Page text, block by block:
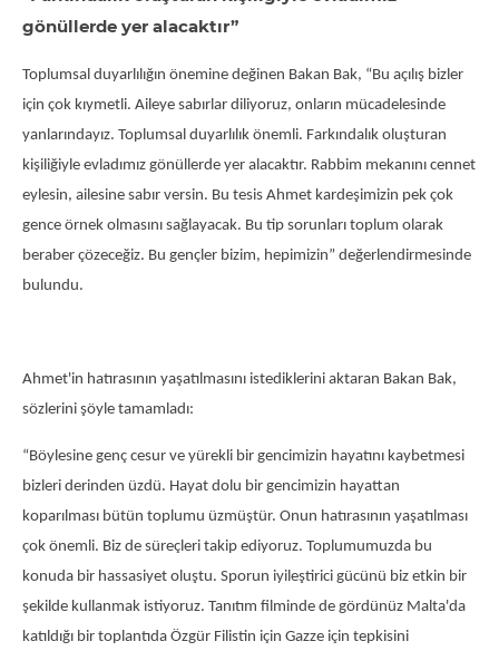
gönüllerde yer alacaktır”
Toplumsal duyarlılığın önemine değinen Bakan Bak, “Bu açılış bizler
için çok kıymetli. Aileye sabırlar diliyoruz, onların mücadelesinde
yanlarındayız. Toplumsal duyarlılık önemli. Farkındalık oluşturan
kişiliğiyle evladımız gönüllerde yer alacaktır. Rabbim mekanını cennet
eylesin, ailesine sabır versin. Bu tesis Ahmet kardeşimizin pek çok
gence örnek olmasını sağlayacak. Bu tip sorunları toplum olarak
beraber çözeceğiz. Bu gençler bizim, hepimizin” değerlendirmesinde
bulundu.
Ahmet'in hatırasının yaşatılmasını istediklerini aktaran Bakan Bak,
sözlerini şöyle tamamladı:
“Böylesine genç cesur ve yürekli bir gencimizin hayatını kaybetmesi
bizleri derinden üzdü. Hayat dolu bir gencimizin hayattan
koparılması bütün toplumu üzmüştür. Onun hatırasının yaşatılması
çok önemli. Biz de süreçleri takip ediyoruz. Toplumumuzda bu
konuda bir hassasiyet oluştu. Sporun iyileştirici gücünü biz etkin bir
şekilde kullanmak istiyoruz. Tanıtım filminde de gördünüz Malta'da
katıldığı bir toplantıda Özgür Filistin için Gazze için tepkisini